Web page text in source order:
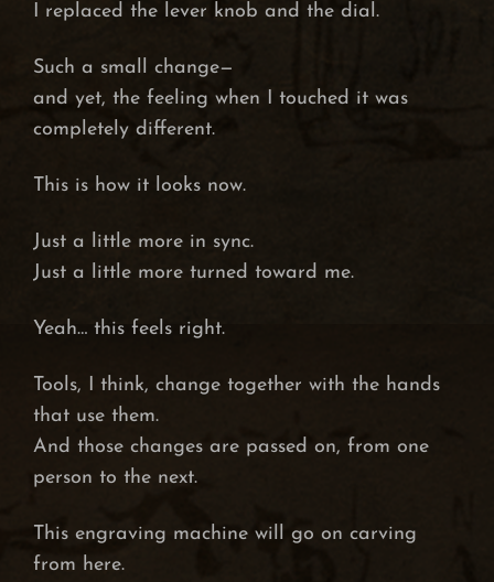
I replaced the lever knob and the dial.
Such a small change—
and yet, the feeling when I touched it was
completely different.
This is how it looks now.
Just a little more in sync.
Just a little more turned toward me.
Yeah… this feels right.
Tools, I think, change together with the hands
that use them.
And those changes are passed on, from one
person to the next.
This engraving machine will go on carving
from here.